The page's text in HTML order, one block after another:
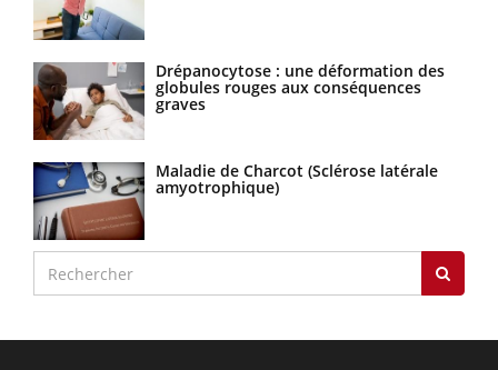
Drépanocytose : une déformation des
globules rouges aux conséquences
graves
Maladie de Charcot (Sclérose latérale
amyotrophique)